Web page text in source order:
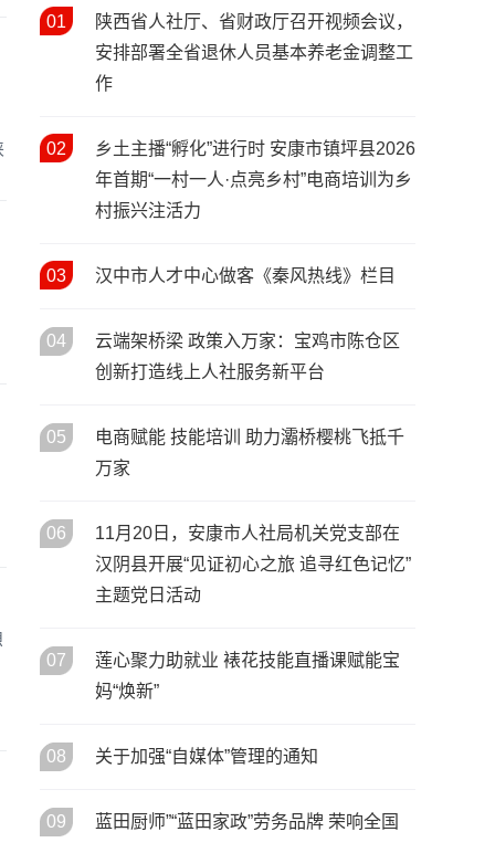
02 / 02月
春风送岗暖秦巴 协作赋能促就
暨就业援助季启动仪式在安康
青春绘华章 社保暖民心——宝
鸡市养老保险经办处文艺汇演
21 / 11月
三秦匠心绽邕城 劳务品牌亮全
01
陕西省人社厅、省财政厅召开视频会议，
安排部署全省退休人员基本养老金调整工
作
02
乡土主播“孵化”进行时 安康市镇坪县2026
年首期“一村一人·点亮乡村”电商培训为乡
村振兴注活力
03 汉中市人才中心做客《秦风热线》栏目
04
云端架桥梁 政策入万家：宝鸡市陈仓区
创新打造线上人社服务新平台
05
电商赋能 技能培训 助力灞桥樱桃飞抵千
万家
06
11月20日，安康市人社局机关党支部在
汉阴县开展“见证初心之旅 追寻红色记忆”
主题党日活动
07
莲心聚力助就业 裱花技能直播课赋能宝
妈“焕新”
08 关于加强“自媒体”管理的通知
09 蓝田厨师”“蓝田家政”劳务品牌 荣响全国